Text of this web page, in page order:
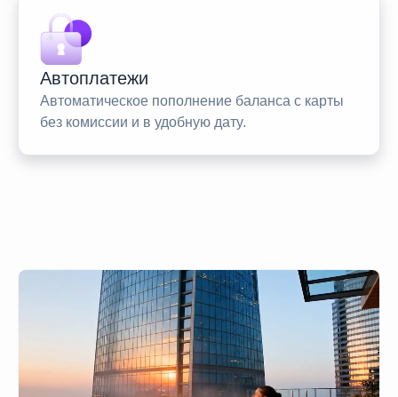
Автоплатежи
Автоматическое пополнение баланса с карты
без комиссии и в удобную дату.